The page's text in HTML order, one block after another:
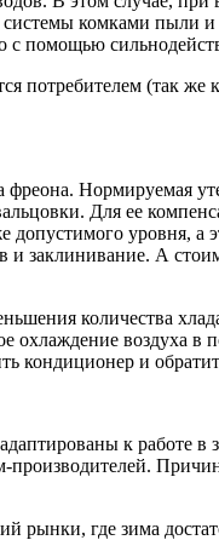
комками пыли
с помощью
потребителем (так
Нормируемая
Для ее
допустимого уровня,
и заклинивание. А
количества
воздуха
и
к работе
рынки, где зима